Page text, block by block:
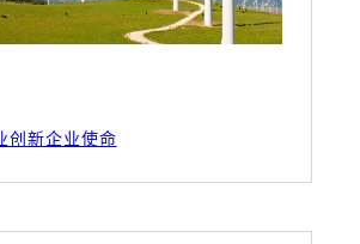
创新企业使命